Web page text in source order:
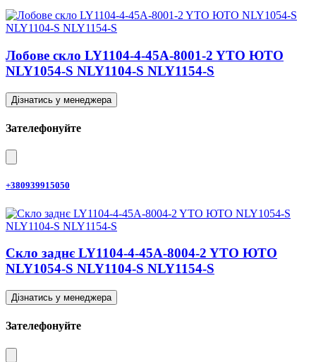
Лобове скло LY1104-4-45A-8001-2 YTO ЮТО
NLY1054-S NLY1104-S NLY1154-S
Дізнатись у менеджера
Зателефонуйте
+380939915050
Скло заднє LY1104-4-45A-8004-2 YTO ЮТО
NLY1054-S NLY1104-S NLY1154-S
Дізнатись у менеджера
Зателефонуйте